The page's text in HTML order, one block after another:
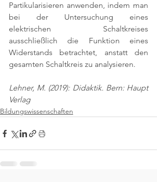
Partikularisieren anwenden, indem man
bei der Untersuchung eines
elektrischen Schaltkreises
ausschließlich die Funktion eines
Widerstands betrachtet, anstatt den
gesamten Schaltkreis zu analysieren.
Lehner, M. (2019): Didaktik. Bern: Haupt
Verlag
Bildungswissenschaften